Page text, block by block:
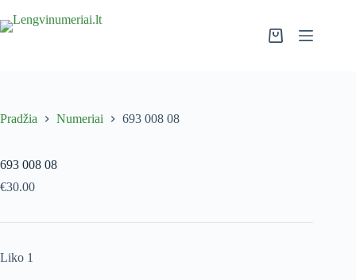
Pradžia Numeriai 693 008 08
693 008 08
€30.00
Liko 1